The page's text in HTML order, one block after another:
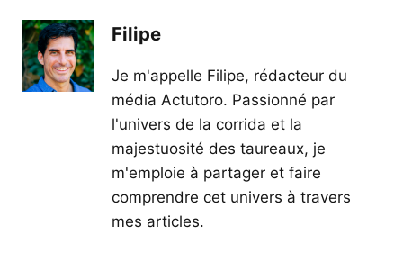
Filipe
Je m'appelle Filipe, rédacteur du
média Actutoro. Passionné par
l'univers de la corrida et la
majestuosité des taureaux, je
m'emploie à partager et faire
comprendre cet univers à travers
mes articles.